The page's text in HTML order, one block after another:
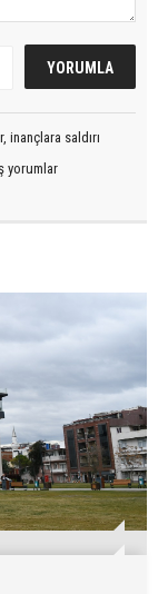
saldırı
yorumlar